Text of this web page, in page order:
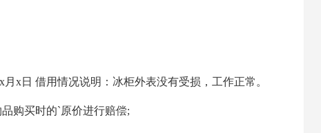
x日 借用情况说明：冰柜外表没有受损，工作正常。
购买时的`原价进行赔偿;